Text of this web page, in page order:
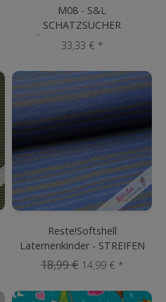
M08 - S&L
SCHATZSUCHER
RÖLLCHEN (5 x 50 cm)
33,33 € *
Reste!Softshell
Laternenkinder - STREIFEN
18,99 € 14,99 € *